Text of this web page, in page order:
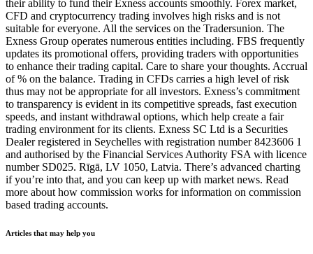
their ability to fund their Exness accounts smoothly. Forex market,
CFD and cryptocurrency trading involves high risks and is not
suitable for everyone. All the services on the Tradersunion. The
Exness Group operates numerous entities including. FBS frequently
updates its promotional offers, providing traders with opportunities
to enhance their trading capital. Care to share your thoughts. Accrual
of % on the balance. Trading in CFDs carries a high level of risk
thus may not be appropriate for all investors. Exness’s commitment
to transparency is evident in its competitive spreads, fast execution
speeds, and instant withdrawal options, which help create a fair
trading environment for its clients. Exness SC Ltd is a Securities
Dealer registered in Seychelles with registration number 8423606 1
and authorised by the Financial Services Authority FSA with licence
number SD025. Rīgā, LV 1050, Latvia. There’s advanced charting
if you’re into that, and you can keep up with market news. Read
more about how commission works for information on commission
based trading accounts.
Articles that may help you